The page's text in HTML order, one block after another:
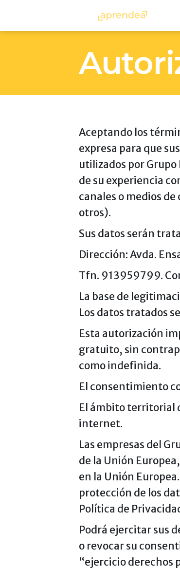
Aceptando los
expresa para que
utilizados por
de su experiencia
canales o medios
otros).
Sus datos serán
Dirección: Avda.
Tfn. 913959799.
La base de
Los datos tratados
Esta autorización
gratuito, sin
como indefinida.
El consentimiento
El ámbito territorial
internet.
Las empresas del
de la Unión
en la Unión
protección de los
Política de
Podrá ejercitar sus
o revocar su
“ejercicio derechos